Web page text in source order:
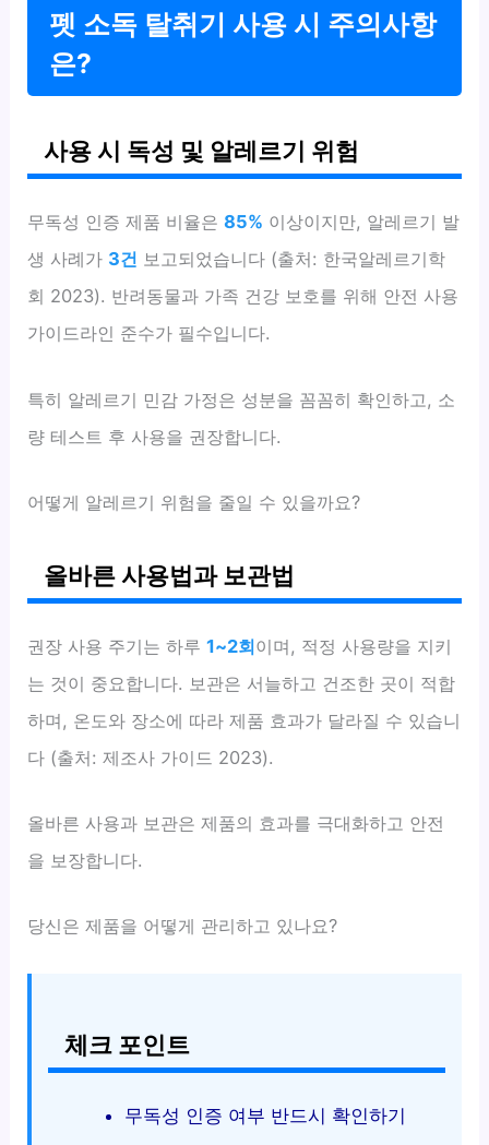
펫 소독 탈취기 사용 시 주의사항
은?
사용 시 독성 및 알레르기 위험
무독성 인증 제품 비율은85% 이상이지만, 알레르기 발
생 사례가 3건 보고되었습니다 (출처: 한국알레르기학
회 2023). 반려동물과 가족 건강 보호를 위해 안전 사용
가이드라인 준수가 필수입니다.
특히 알레르기 민감 가정은 성분을 꼼꼼히 확인하고, 소
량 테스트 후 사용을 권장합니다.
어떻게 알레르기 위험을 줄일 수 있을까요?
올바른 사용법과 보관법
권장 사용 주기는 하루1~2회이며, 적정 사용량을 지키
는 것이 중요합니다. 보관은 서늘하고 건조한 곳이 적합
하며, 온도와 장소에 따라 제품 효과가 달라질 수 있습니
다 (출처: 제조사 가이드 2023).
올바른 사용과 보관은 제품의 효과를 극대화하고 안전
을 보장합니다.
당신은 제품을 어떻게 관리하고 있나요?
체크 포인트
무독성 인증 여부 반드시 확인하기